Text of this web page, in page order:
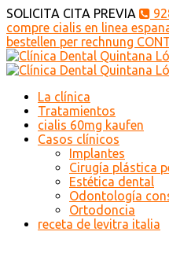
SOLICITA CITA PREVIA
compre cialis en linea
bestellen per rechnung
La clínica
Tratamientos
cialis 60mg kaufen
Casos clínicos
Implantes
Cirugía plástica
Estética dental
Odontología
Ortodoncia
receta de levitra italia